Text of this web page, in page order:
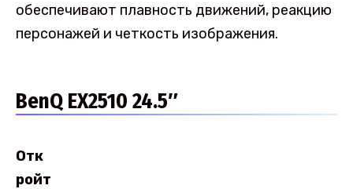
обеспечивают плавность движений, реакцию
персонажей и четкость изображения.
BenQ EX2510 24.5″
Отк
ройт